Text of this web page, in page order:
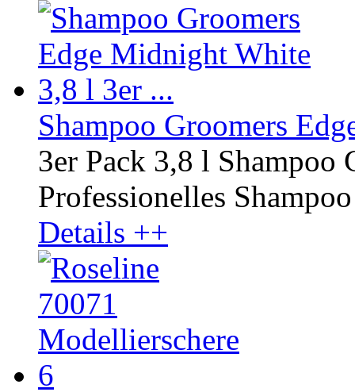
Shampoo Groomers
3er Pack 3,8 l
Professionelles
Details ++